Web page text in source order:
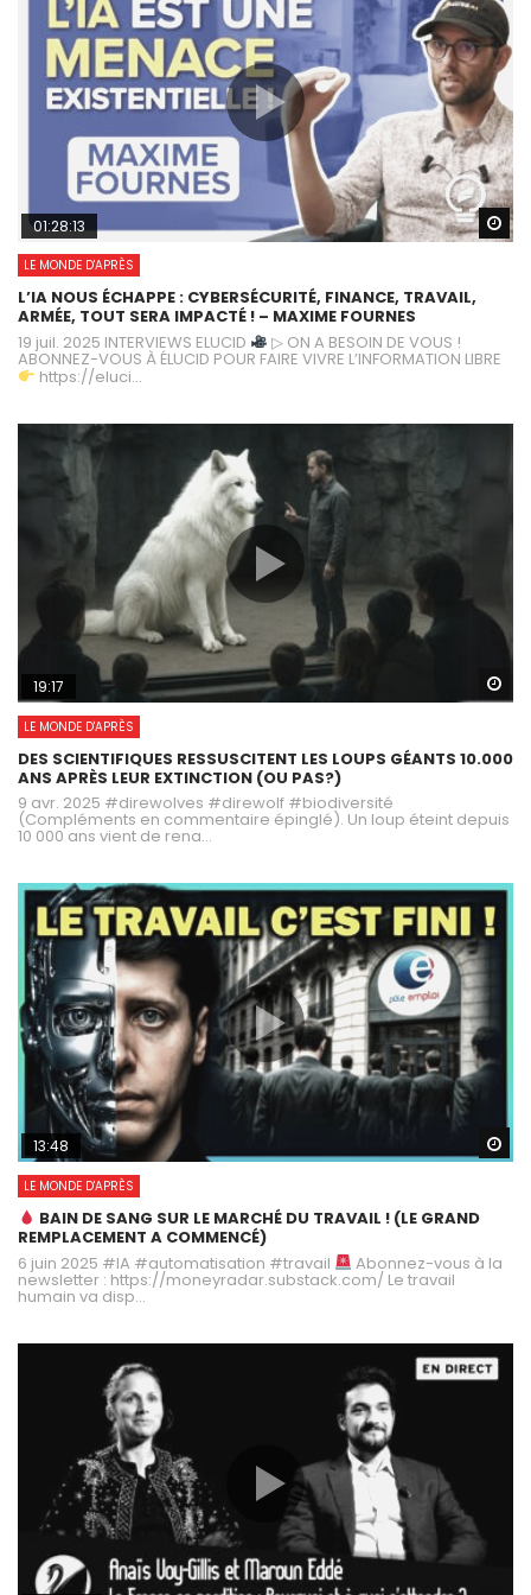
01:28:13
LE MONDE D'APRÈS
L’IA NOUS ÉCHAPPE : CYBERSÉCURITÉ, FINANCE, TRAVAIL,
ARMÉE, TOUT SERA IMPACTÉ ! – MAXIME FOURNES
19 juil. 2025 INTERVIEWS ELUCID
▷ ON A BESOIN DE VOUS !
ABONNEZ-VOUS À ÉLUCID POUR FAIRE VIVRE L’INFORMATION LIBRE
https://eluci...
19:17
LE MONDE D'APRÈS
DES SCIENTIFIQUES RESSUSCITENT LES LOUPS GÉANTS 10.000
ANS APRÈS LEUR EXTINCTION (OU PAS?)
9 avr. 2025 #direwolves #direwolf #biodiversité
(Compléments en commentaire épinglé). Un loup éteint depuis
10 000 ans vient de rena...
13:48
LE MONDE D'APRÈS
BAIN DE SANG SUR LE MARCHÉ DU TRAVAIL ! (LE GRAND
REMPLACEMENT A COMMENCÉ)
6 juin 2025 #IA #automatisation #travail
Abonnez-vous à la
newsletter : https://moneyradar.substack.com/ Le travail
humain va disp...